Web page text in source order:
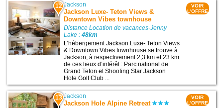
12 Jackson
Jackson Luxe- Teton Views &
Downtown Vibes townhouse
Distance Location de vacances-Jenny
Lake :48km
L’hébergement Jackson Luxe- Teton Views
& Downtown Vibes townhouse se trouve à
Jackson, à respectivement 2,3 km et 23 km
de ces lieux d’intérêt : Parc national de
Grand Teton et Shooting Star Jackson
Hole Golf Club ...
VOIR
L'OFFRE
13 Jackson
Jackson Hole Alpine Retreat
VOIR
L'OFFRE